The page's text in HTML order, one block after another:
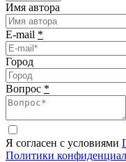
Имя автора
E-mail *
Город
Вопрос *
Я согласен с условиями
Политики